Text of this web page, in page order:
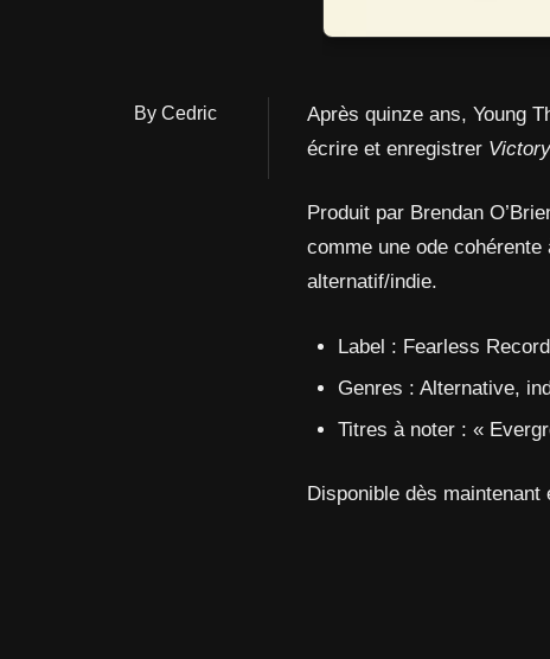
By Cedric
Après quinze ans, Young
écrire et enregistrer
Produit par Brendan
comme une ode
alternatif/indie.
Label : Fearless
Genres : Alternative,
Titres à noter : «
Disponible dès